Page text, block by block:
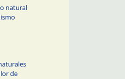
natural
de